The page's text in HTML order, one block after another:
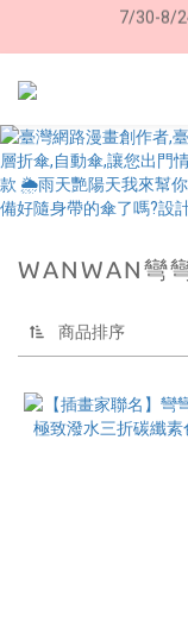
加入
7/30-8/
WANWAN彎
商品排序